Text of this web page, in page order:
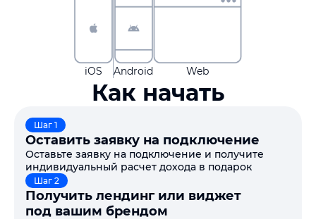
iOS Web
Android
Как начать
Шаг 1
Оставить заявку на подключение
Оставьте заявку на подключение и получите
индивидуальный расчет дохода в подарок
Шаг 2
Получить лендинг или виджет
под вашим брендом